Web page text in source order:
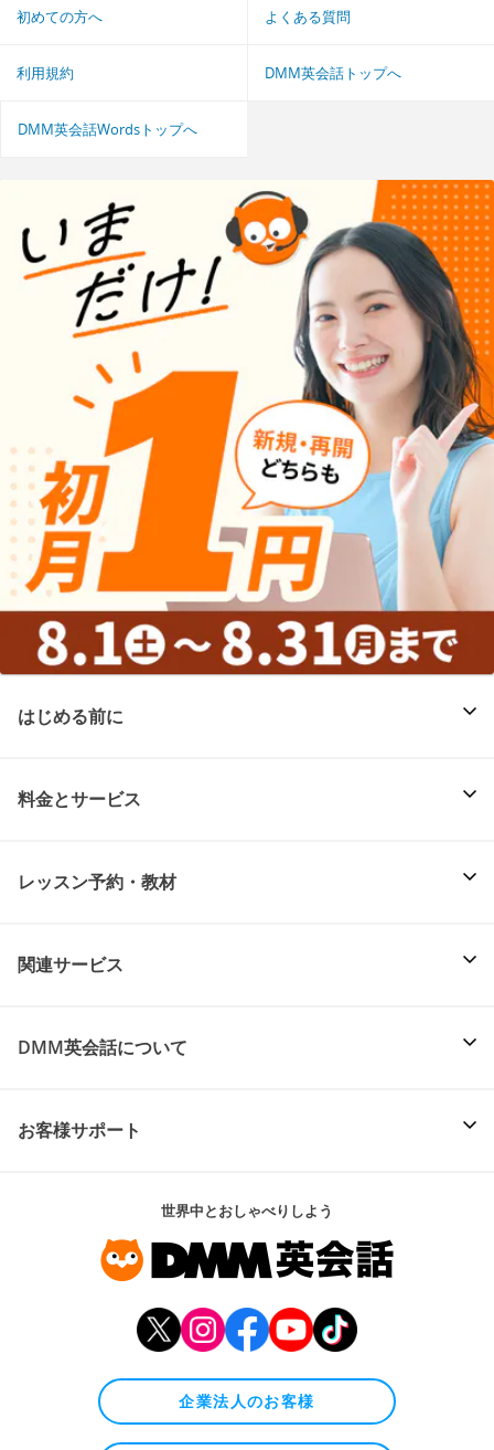
初めての方へ よくある質問
利用規約 DMM英会話トップへ
DMM英会話Wordsトップへ
はじめる前に
料金とサービス
レッスン予約・教材
関連サービス
DMM英会話について
お客様サポート
世界中とおしゃべりしよう
企業法人のお客様